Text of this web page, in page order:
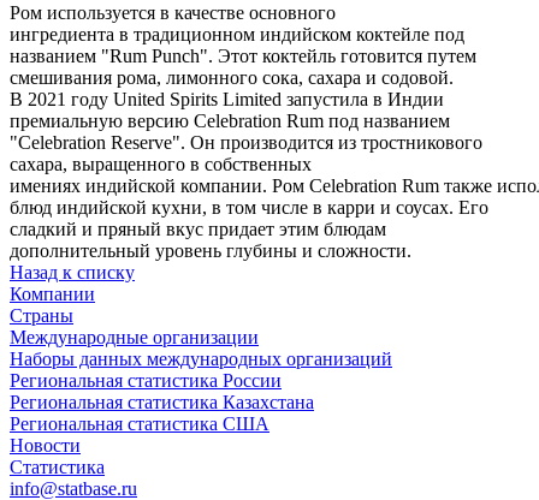
Ром используется в качестве основного
ингредиента в традиционном индийском коктейле под
названием "Rum Punch". Этот коктейль готовится путем
смешивания рома, лимонного сока, сахара и содовой.
В 2021 году United Spirits Limited запустила в Индии
премиальную версию Celebration Rum под названием
"Celebration Reserve". Он производится из тростникового
сахара, выращенного в собственных
имениях индийской компании. Ром Celebration Rum также
блюд индийской кухни, в том числе в карри и соусах. Его
сладкий и пряный вкус придает этим блюдам
дополнительный уровень глубины и сложности.
Назад к списку
Компании
Страны
Международные организации
Наборы данных международных организаций
Региональная статистика России
Региональная статистика Казахстана
Региональная статистика США
Новости
Статистика
info@statbase.ru